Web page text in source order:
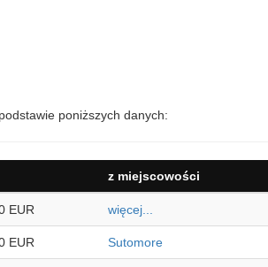
poniższych danych:
z miejscowości
EUR więcej...
EUR Sutomore